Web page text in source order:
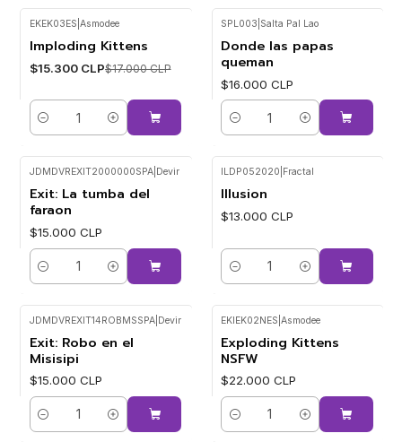
-10%
EKEK03ES Asmodee
Imploding Kittens
$15.300 CLP$17.000 CLP
Cantidad
SPL003 Salta Pal Lao
Donde las papas
queman
$16.000 CLP
Cantidad
JDMDVREXIT2000000SPA| Devir
Exit: La tumba del
faraon
$15.000 CLP
Cantidad
ILDP052020 Fractal
Illusion
$13.000 CLP
Cantidad
JDMDVREXIT14ROBMSSPA| Devir
Exit: Robo en el
Misisipi
$15.000 CLP
Cantidad
EKIEK02NES Asmodee
Exploding Kittens
NSFW
$22.000 CLP
Cantidad